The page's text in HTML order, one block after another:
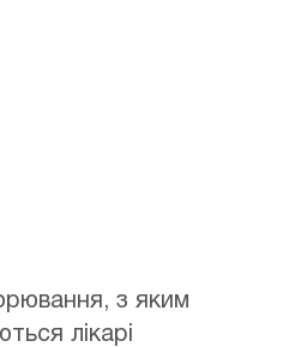
з яким
лікарі